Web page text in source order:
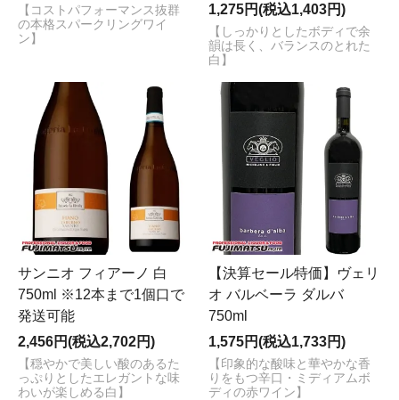
【コストパフォーマンス抜群
の本格スパークリングワイ
ン】
1,275円(税込1,403円)
【しっかりとしたボディで余
韻は長く、バランスのとれた
白】
サンニオ フィアーノ 白
750ml ※12本まで1個口で
発送可能
2,456円(税込2,702円)
【穏やかで美しい酸のあるた
っぷりとしたエレガントな味
わいが楽しめる白】
【決算セール特価】ヴェリ
オ バルベーラ ダルバ
750ml
1,575円(税込1,733円)
【印象的な酸味と華やかな香
りをもつ辛口・ミディアムボ
ディの赤ワイン】